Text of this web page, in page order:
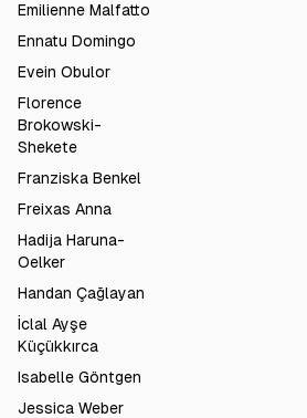
Emilienne Malfatto
Ennatu Domingo
Evein Obulor
Florence
Brokowski-
Shekete
Franziska Benkel
Freixas Anna
Hadija Haruna-
Oelker
Handan Çağlayan
İclal Ayşe
Küçükkırca
Isabelle Göntgen
Jessica Weber